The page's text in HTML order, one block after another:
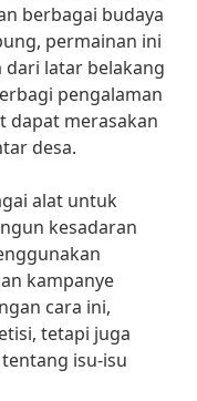
berbagai budaya
permainan ini
latar belakang
pengalaman
dapat merasakan
desa.
alat untuk
kesadaran
kampanye
cara ini,
tetapi juga
isu-isu